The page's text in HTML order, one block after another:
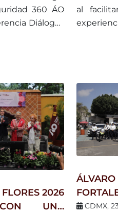
EN
360 ÁO
Diálogos
al
2026
UNA
VIAL Y
CDMX,